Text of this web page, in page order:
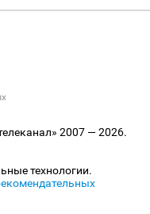
2007 — 2026.
технологии.